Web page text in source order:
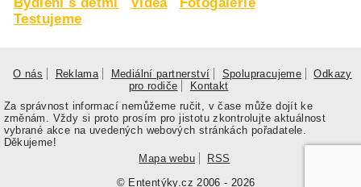
Testujeme
O nás Reklama Mediální partnerství Spolupracujeme
Odkazy
pro rodiče
Kontakt
© Ententýky.cz 2006 - 2026
Za správnost informací nemůžeme ručit, v čase může dojít ke
změnám. Vždy si proto prosím pro jistotu zkontrolujte aktuálnost
vybrané akce na uvedených webových stránkách pořadatele.
Děkujeme!
Mapa webu
RSS